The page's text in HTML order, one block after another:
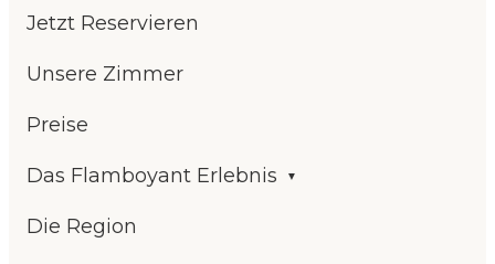
Jetzt Reservieren
Unsere Zimmer
Preise
Das Flamboyant Erlebnis
Die Region